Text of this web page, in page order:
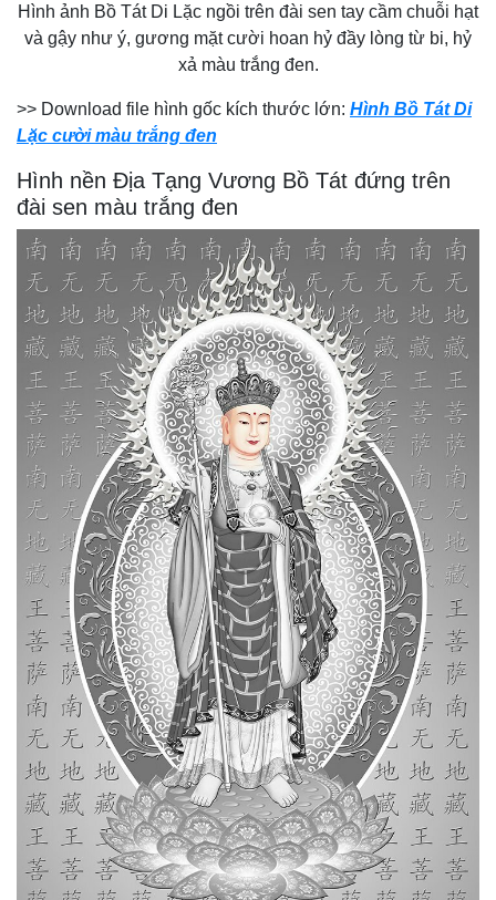
Hình ảnh Bồ Tát Di Lặc ngồi trên đài sen tay cầm chuỗi hạt
và gậy như ý, gương mặt cười hoan hỷ đầy lòng từ bi, hỷ
xả màu trắng đen.
>> Download file hình gốc kích thước lớn: Hình Bồ Tát Di
Lặc cười màu trắng đen
Hình nền Địa Tạng Vương Bồ Tát đứng trên
đài sen màu trắng đen